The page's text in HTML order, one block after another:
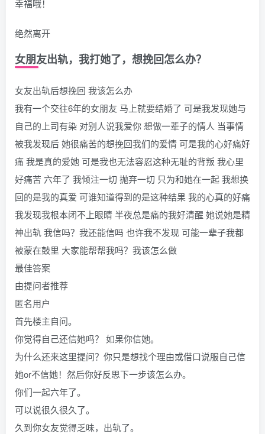
幸福哦！
绝然离开
女朋友出轨，我打她了，想挽回怎么办？
女友出轨后想挽回 我该怎么办
我有一个交往6年的女朋友 马上就要结婚了 可是我发现她与
自己的上司有染 对别人说我爱你 想做一辈子的情人 当事情
被我发现后 她很痛苦的想挽回我们的爱情 可是我的心好痛好
痛 我是真的爱她 可是我也无法容忍这种无耻的背叛 我心里
好痛苦 六年了 我倾注一切 抛弃一切 只为和她在一起 我想换
回的是我的真爱 可谁知道得到的是这种结果 我的心真的好痛
我发现我根本闭不上眼睛 半夜总是痛的我好清醒 她说她是精
神出轨 我信吗？我还能信吗 也许我不发现 可能一辈子我都
被蒙在鼓里 大家能帮帮我吗？我该怎么做
最佳答案
由提问者推荐
匿名用户
首先楼主自问。
你觉得自己还信她吗？ 如果你信她。
为什么还来这里提问？你只是想找个理由或借口说服自己信
她or不信她！然后你好反思下一步该怎么办。
你们一起六年了。
可以说很久很久了。
久到你女友觉得乏味，出轨了。